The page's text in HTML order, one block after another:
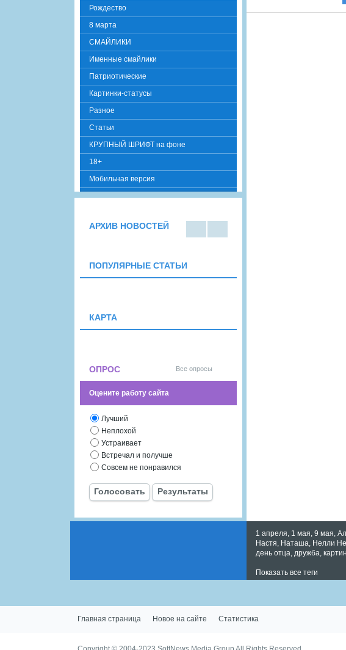
Рождество
8 марта
СМАЙЛИКИ
Именные смайлики
Патриотические
Картинки-статусы
Разное
Cтатьи
КРУПНЫЙ ШРИФТ на фоне
18+
Мобильная версия
АРХИВ НОВОСТЕЙ
а
ПОПУЛЯРНЫЕ СТАТЬИ
КАРТА
ОПРОС Все опросы
Оцените работу сайта
Лучший
Неплохой
Устраивает
Встречал и получше
Совсем не понравился
Голосовать Результаты
1 апреля, 1 мая, 9 мая,
Настя, Наташа, Нелли
день отца, дружба,
Показать все теги
Главная страница Новое на сайте Статистика